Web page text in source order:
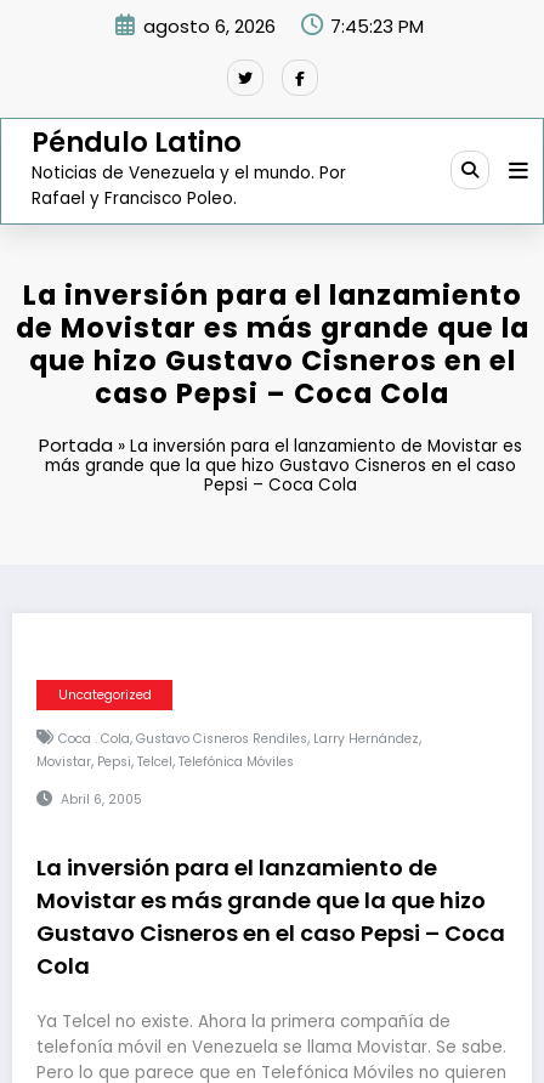
agosto 6, 2026 7:45:24 PM
Péndulo Latino
Noticias de Venezuela y el mundo. Por
Rafael y Francisco Poleo.
La inversión para el lanzamiento
de Movistar es más grande que la
que hizo Gustavo Cisneros en el
caso Pepsi – Coca Cola
Portada» La inversión para el lanzamiento de Movistar es
más grande que la que hizo Gustavo Cisneros en el caso
Pepsi – Coca Cola
Uncategorized
Coca . Cola, Gustavo Cisneros Rendiles, Larry Hernández,
Movistar, Pepsi, Telcel, Telefónica Móviles
Abril 6, 2005
La inversión para el lanzamiento de
Movistar es más grande que la que hizo
Gustavo Cisneros en el caso Pepsi – Coca
Cola
Ya Telcel no existe. Ahora la primera compañía de
telefonía móvil en Venezuela se llama Movistar. Se sabe.
Pero lo que parece que en Telefónica Móviles no quieren